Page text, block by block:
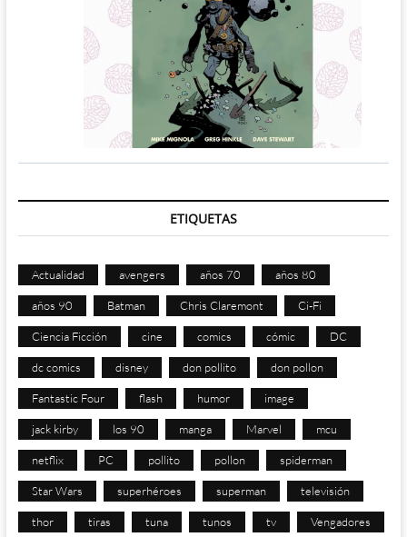
ETIQUETAS
Actualidad avengers años 70 años 80
años 90 Batman Chris Claremont Ci-Fi
Ciencia Ficción cine comics cómic DC
dc comics disney don pollito don pollon
Fantastic Four flash humor image
jack kirby los 90 manga Marvel mcu
netflix PC pollito pollon spiderman
Star Wars superhéroes superman televisión
thor tiras tuna tunos tv Vengadores